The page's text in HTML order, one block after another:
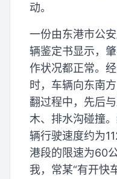
动。
一份由东港市公
辆鉴定书显示，
作状况都正常。
时，车辆向东南
翻过程中，先后
木、排水沟碰撞
辆行驶速度约为
港段的限速为60
我，常某“有开快